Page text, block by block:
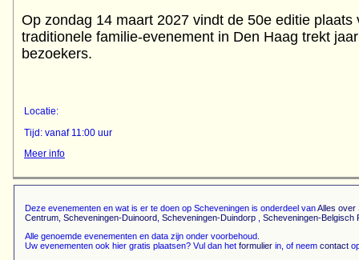
Op zondag 14 maart 2027 vindt de 50e editie
traditionele familie-evenement in Den Haag trekt
bezoekers.
Locatie:
Tijd: vanaf 11:00 uur
Meer info
Deze evenementen en wat is er te doen op Scheveningen is onderdeel vanAlles over
Centrum Scheveningen-Duinoord Scheveningen-Duindorp
Scheveningen-Belgisch
Alle genoemde evenementen en data zijn onder voorbehoud.
Uw evenementen ook hier gratis plaatsen? Vul dan het formulier in, of neem contact